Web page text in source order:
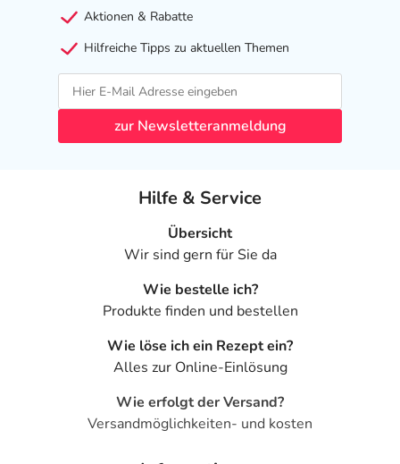
PDF des Beipackzettels
herunterladen.
Aktionen & Rabatte
Hilfreiche Tipps zu aktuellen Themen
zur Newsletteranmeldung
Hilfe & Service
Übersicht
Wir sind gern für Sie da
Wie bestelle ich?
Produkte finden und bestellen
Wie löse ich ein Rezept ein?
Alles zur Online-Einlösung
Wie erfolgt der Versand?
Versandmöglichkeiten- und kosten